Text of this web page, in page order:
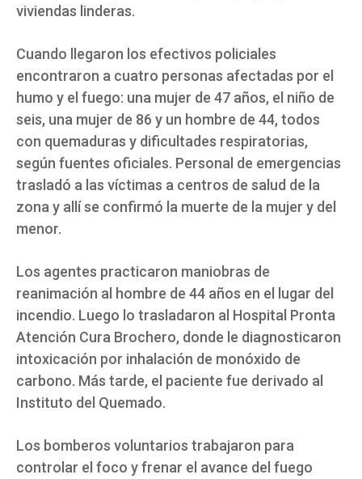
viviendas linderas.
Cuando llegaron los efectivos policiales
encontraron a cuatro personas afectadas por el
humo y el fuego: una mujer de 47 años, el niño de
seis, una mujer de 86 y un hombre de 44, todos
con quemaduras y dificultades respiratorias,
según fuentes oficiales. Personal de emergencias
trasladó a las víctimas a centros de salud de la
zona y allí se confirmó la muerte de la mujer y del
menor.
Los agentes practicaron maniobras de
reanimación al hombre de 44 años en el lugar del
incendio. Luego lo trasladaron al Hospital Pronta
Atención Cura Brochero, donde le diagnosticaron
intoxicación por inhalación de monóxido de
carbono. Más tarde, el paciente fue derivado al
Instituto del Quemado.
Los bomberos voluntarios trabajaron para
controlar el foco y frenar el avance del fuego